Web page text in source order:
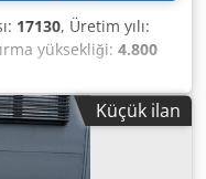
17130, Üretim yılı:
yüksekliği: 4.800
, inşaat yüksekliği:
uzunluğu:
10 non-marking
, toplam ağırlık:
Küçük ilan